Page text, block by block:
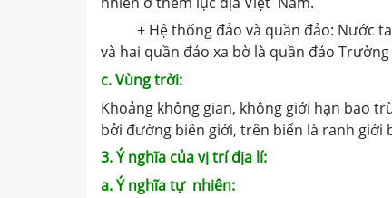
+ Hệ thống đảo và quần đảo: Nước ta
và hai quần đảo xa bờ là quần đảo Trường
c. Vùng trời:
Khoảng không gian, không giới hạn bao
bởi đường biên giới, trên biển là ranh giới
3. Ý nghĩa của vị trí địa lí:
a. Ý nghĩa tự nhiên: